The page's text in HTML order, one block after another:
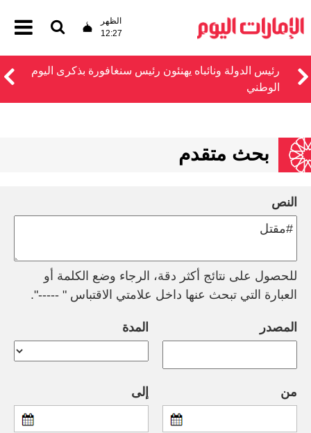
الظهر
12:27
رئيس الدولة ونائباه يهنئون رئيس سنغافورة بذكرى اليوم
الوطني
بحث متقدم
النص
للحصول على نتائج أكثر دقة، الرجاء وضع الكلمة أو
العبارة التي تبحث عنها داخل علامتي الاقتباس " -----".
المصدر المدة
من إلى